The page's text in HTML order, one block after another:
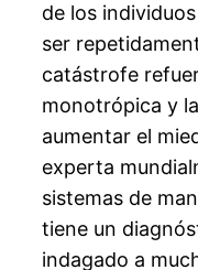
de los
ser
catástrofe
monotrópica y
aumentar el
experta
sistemas de
tiene un
indagado a